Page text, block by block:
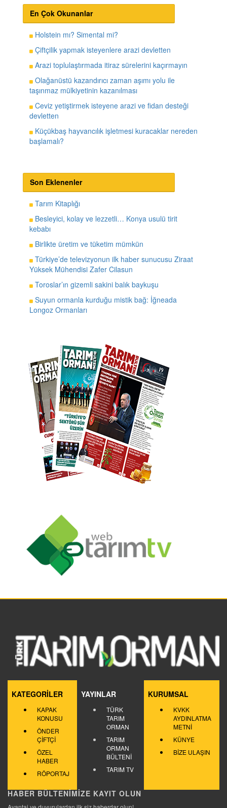
En Çok Okunanlar
Holstein mı? Simental mi?
Çiftçilik yapmak isteyenlere arazi devletten
Arazi toplulaştırmada itiraz sürelerini kaçırmayın
Olağanüstü kazandırıcı zaman aşımı yolu ile
taşınmaz mülkiyetinin kazanılması
Ceviz yetiştirmek isteyene arazi ve fidan desteği
devletten
Küçükbaş hayvancılık işletmesi kuracaklar nereden
başlamalı?
Son Eklenenler
Tarım Kitaplığı
Besleyici, kolay ve lezzetli… Konya usulü tirit
kebabı
Birlikte üretim ve tüketim mümkün
Türkiye’de televizyonun ilk haber sunucusu Ziraat
Yüksek Mühendisi Zafer Cilasun
Toroslar’ın gizemli sakini balık baykuşu
Suyun ormanla kurduğu mistik bağ: İğneada
Longoz Ormanları
KATEGORİLER
KAPAK
KONUSU
ÖNDER
ÇİFTÇİ
ÖZEL
HABER
RÖPORTAJ
YAYINLAR
TÜRK
TARIM
ORMAN
TARIM
ORMAN
BÜLTENİ
TARIM TV
KURUMSAL
KVKK
AYDINLATMA
METNİ
KÜNYE
BİZE ULAŞIN
HABER BÜLTENİMİZE KAYIT OLUN